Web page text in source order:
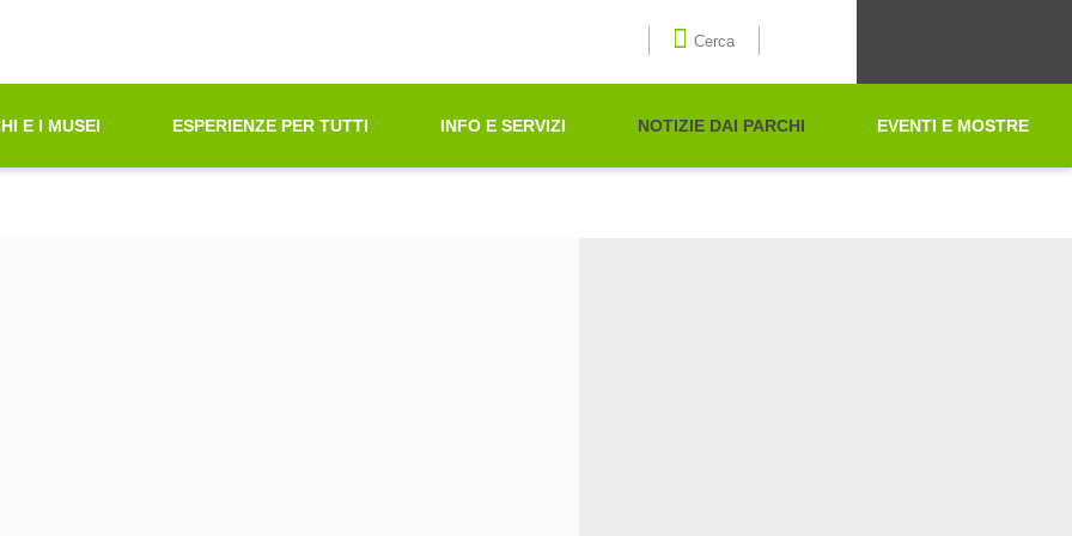
sul sito web
Cerca
E I MUSEI ESPERIENZE PER TUTTI INFO E SERVIZI NOTIZIE DAI PARCHI EVENTI E MOSTRE